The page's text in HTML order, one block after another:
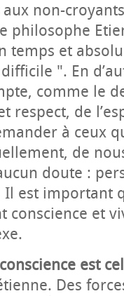
non-
philosophe
temps et
". En
comme le
respect, de
à ceux
de
doute :
Il est important
conscience et
est
Des